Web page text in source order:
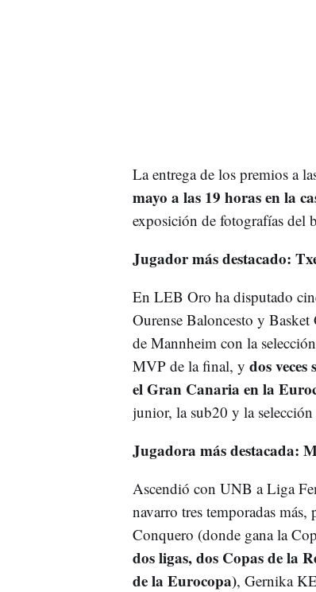
La entrega de los premios a
mayo a las 19 horas en la
exposición de fotografías del
Jugador más destacado:
En LEB Oro ha disputado
Ourense Baloncesto y
de Mannheim con la
MVP de la final, y dos
el Gran Canaria en la
junior, la sub20 y la
Jugadora más destacada:
Ascendió con UNB a Liga
navarro tres temporadas
Conquero (donde gana la
dos ligas, dos Copas de la
de la Eurocopa), Gernika